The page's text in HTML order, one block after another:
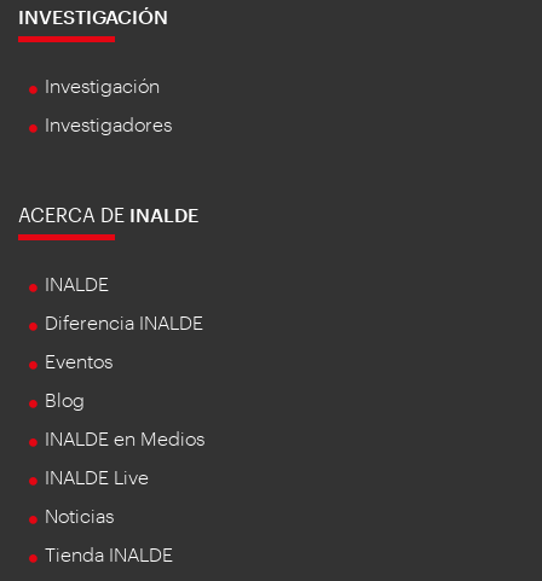
INVESTIGACIÓN
Investigación
Investigadores
ACERCA DE INALDE
INALDE
Diferencia INALDE
Eventos
Blog
INALDE en Medios
INALDE Live
Noticias
Tienda INALDE